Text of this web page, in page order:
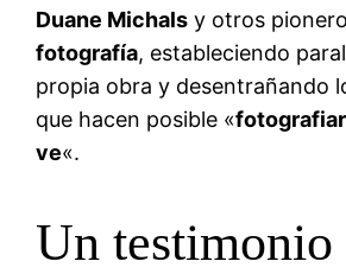
Duane Michals y otros
fotografía, estableciendo
propia obra y desentrañando
que hacen posible «
ve«.
Un